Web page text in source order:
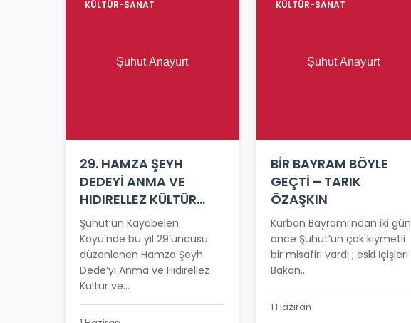
KÜLTÜR-SANAT
29. HAMZA ŞEYH
DEDEYİ ANMA VE
HIDIRELLEZ KÜLTÜR
BAHAR BAYRAMI
COŞKUYLA KUTLANDI
Şuhut’un Kayabelen
Köyü’nde bu yıl 29’uncusu
düzenlenen Hamza Şeyh
Dede’yi Anma ve Hıdırellez
Kültür ve...
KÜLTÜR-SANAT
BİR BAYRAM BÖYLE
GEÇTİ – TARIK
ÖZAŞKIN
Kurban Bayramı’ndan iki gün
önce Şuhut’un çok kıymetli
bir misafiri vardı ; eski İçişleri
Bakan...
1 Haziran